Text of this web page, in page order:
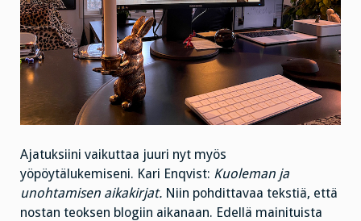
Ajatuksiini vaikuttaa juuri nyt myös
yöpöytälukemiseni. Kari Enqvist: Kuoleman ja
unohtamisen aikakirjat. Niin pohdittavaa tekstiä, että
nostan teoksen blogiin aikanaan. Edellä mainituista